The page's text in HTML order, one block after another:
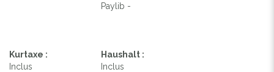
Paylib -
Kurtaxe :
Inclus
Haushalt :
Inclus